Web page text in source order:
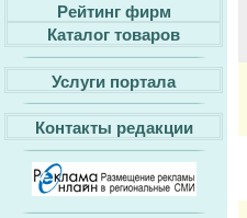
Рейтинг фирм
Каталог товаров
Услуги портала
Контакты редакции